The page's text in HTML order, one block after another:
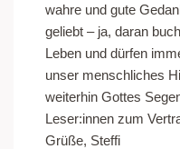
wahre und gute
geliebt – ja, daran
Leben und dürfen
unser menschliches
weiterhin Gottes
Leser:innen zum
Grüße, Steffi